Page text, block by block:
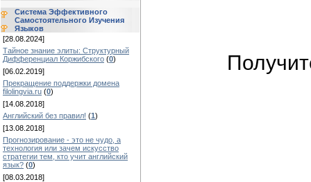
Система Эффективного
Самостоятельного Изучения
Языков
[28.08.2024]
Тайное знание элиты: Структурный
Дифференциал Коржибского (0)
[06.02.2019]
Прекращение поддержки домена
filolingvia.ru (0)
[14.08.2018]
Английский без правил! (1)
[13.08.2018]
Прогнозирование - это не чудо, а
технология или зачем искусство
стратегии тем, кто учит английский
язык? (0)
[08.03.2018]